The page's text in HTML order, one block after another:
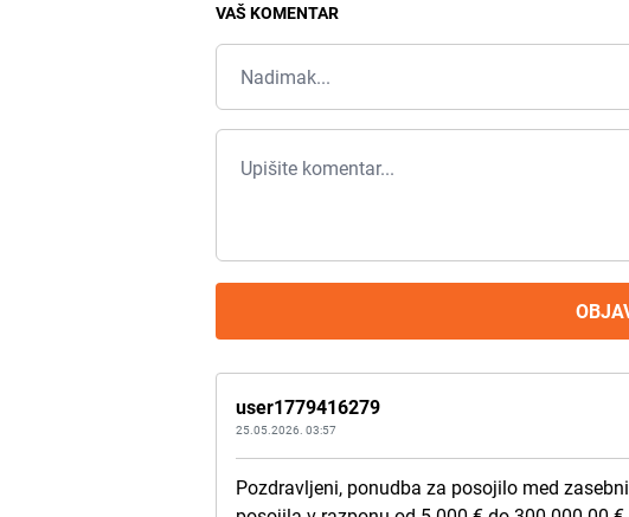
VAŠ KOMENTAR
user1779416279
25.05.2026. 03:57
Pozdravljeni, ponudba za posojilo med